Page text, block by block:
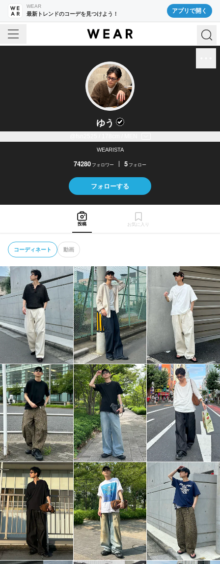
WEAR
最新トレンドのコーデを見つけよう！ アプリで開く
ゆう
WEARISTA
74280 フォロワー 5 フォロー
フォローする
投稿 お気に入り
コーディネート 動画